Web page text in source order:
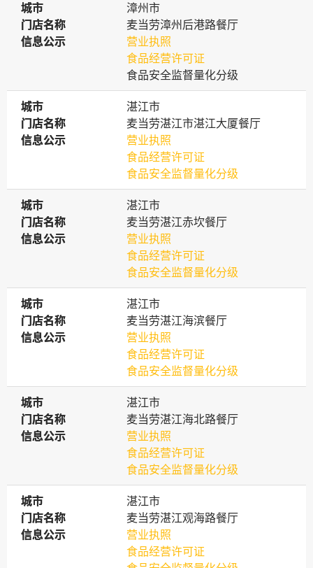
城市
城市
漳州市
门店名称
门店名称
麦当劳漳州后港路餐厅
信息公示
信息公示
营业执照
食品经营许可证
食品安全监督量化分级
城市
城市
湛江市
门店名称
门店名称
麦当劳湛江市湛江大厦餐厅
信息公示
信息公示
营业执照
食品经营许可证
食品安全监督量化分级
城市
城市
湛江市
门店名称
门店名称
麦当劳湛江赤坎餐厅
信息公示
信息公示
营业执照
食品经营许可证
食品安全监督量化分级
城市
城市
湛江市
门店名称
门店名称
麦当劳湛江海滨餐厅
信息公示
信息公示
营业执照
食品经营许可证
食品安全监督量化分级
城市
城市
湛江市
门店名称
门店名称
麦当劳湛江海北路餐厅
信息公示
信息公示
营业执照
食品经营许可证
食品安全监督量化分级
城市
城市
湛江市
门店名称
门店名称
麦当劳湛江观海路餐厅
信息公示
信息公示
营业执照
食品经营许可证